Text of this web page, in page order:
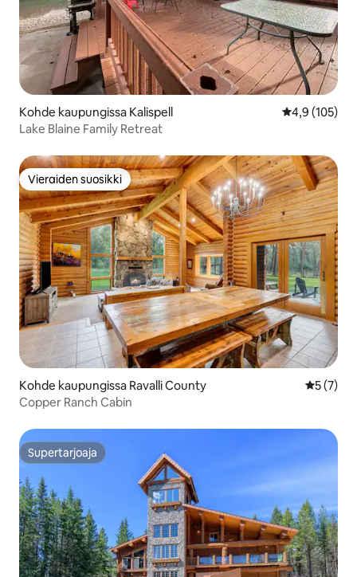
Kohde kaupungissa Kalispell
4,9 (105)
Lake Blaine Family Retreat
Vieraiden suosikki
Vieraiden suosikki
Kohde kaupungissa Ravalli County
5 (7)
Copper Ranch Cabin
Supertarjoaja
Supertarjoaja